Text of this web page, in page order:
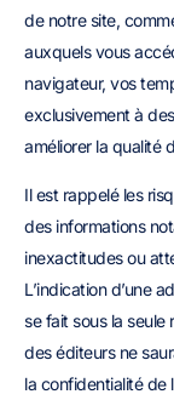
de notre site,
auxquels vous
navigateur, vos
exclusivement à
améliorer la qualité
Il est rappelé les
des informations
inexactitudes ou
L’indication d’une
se fait sous la seule
des éditeurs ne
la confidentialité de